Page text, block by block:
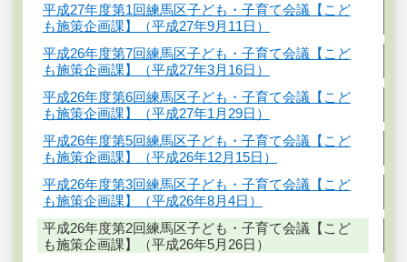
平成27年度第1回練馬区子ども・子育て会議【こど
も施策企画課】（平成27年9月11日）
平成26年度第7回練馬区子ども・子育て会議【こど
も施策企画課】（平成27年3月16日）
平成26年度第6回練馬区子ども・子育て会議【こど
も施策企画課】（平成27年1月29日）
平成26年度第5回練馬区子ども・子育て会議【こど
も施策企画課】（平成26年12月15日）
平成26年度第3回練馬区子ども・子育て会議【こど
も施策企画課】（平成26年8月4日）
平成26年度第2回練馬区子ども・子育て会議【こど
も施策企画課】（平成26年5月26日）